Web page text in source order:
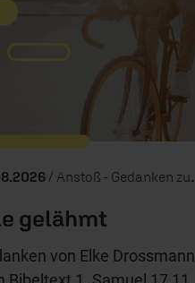
/ Anstoß - Gedanken zum Tag
gelähmt
von Elke Drossmann